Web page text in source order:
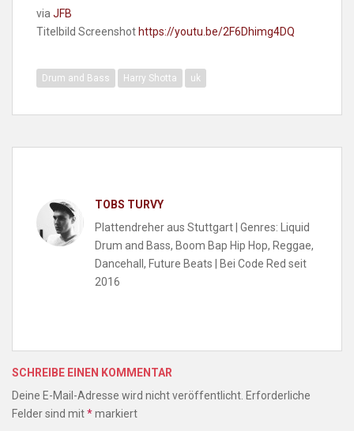
via JFB
Titelbild Screenshothttps://youtu.be/2F6Dhimg4DQ
Drum and Bass Harry Shotta uk
TOBS TURVY
Plattendreher aus Stuttgart | Genres: Liquid
Drum and Bass, Boom Bap Hip Hop, Reggae,
Dancehall, Future Beats | Bei Code Red seit
2016
SCHREIBE EINEN KOMMENTAR
Deine E-Mail-Adresse wird nicht veröffentlicht. Erforderliche
Felder sind mit*markiert